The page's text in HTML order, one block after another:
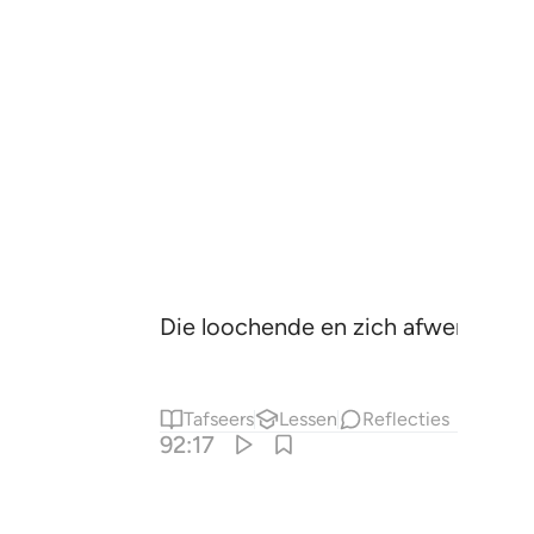
Die loochende en zich afwendde.
Tafseers Lessen Reflecties
92:17